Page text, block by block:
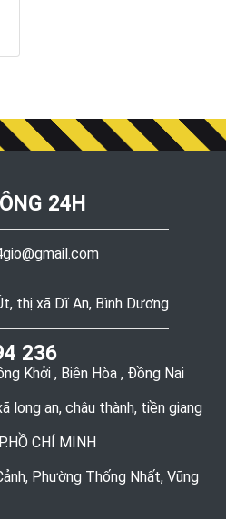
24H
thị xã Dĩ An, Bình Dương
236
Khởi , Biên Hòa , Đồng Nai
long an, châu thành, tiền giang
CHÍ MINH
Phường Thống Nhất, Vũng